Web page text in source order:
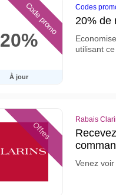
20%
À jour
Code promo Codes
20% de
utilisant
Offres
Rabais
Venez